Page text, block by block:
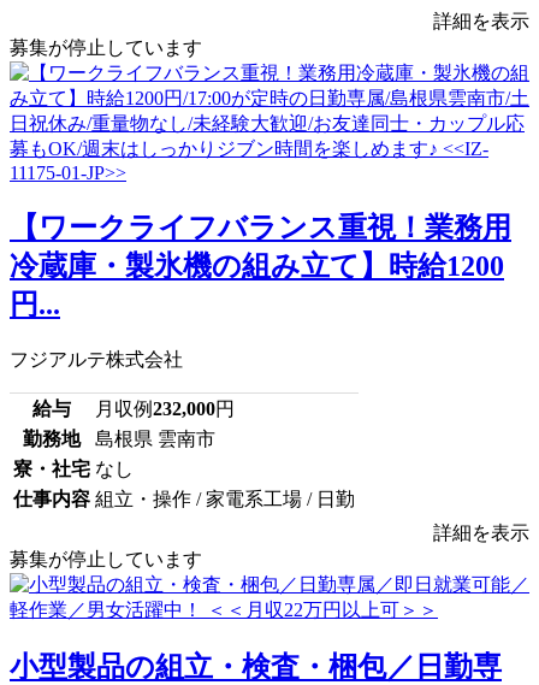
詳細を表示
募集が停止しています
【ワークライフバランス重視！業務用
冷蔵庫・製氷機の組み立て】時給1200
円...
フジアルテ株式会社
給与 月収例232,000円
勤務地
島根県 雲南市
寮・社宅 なし
仕事内容 組立・操作 / 家電系工場 / 日勤
詳細を表示
募集が停止しています
小型製品の組立・検査・梱包／日勤専